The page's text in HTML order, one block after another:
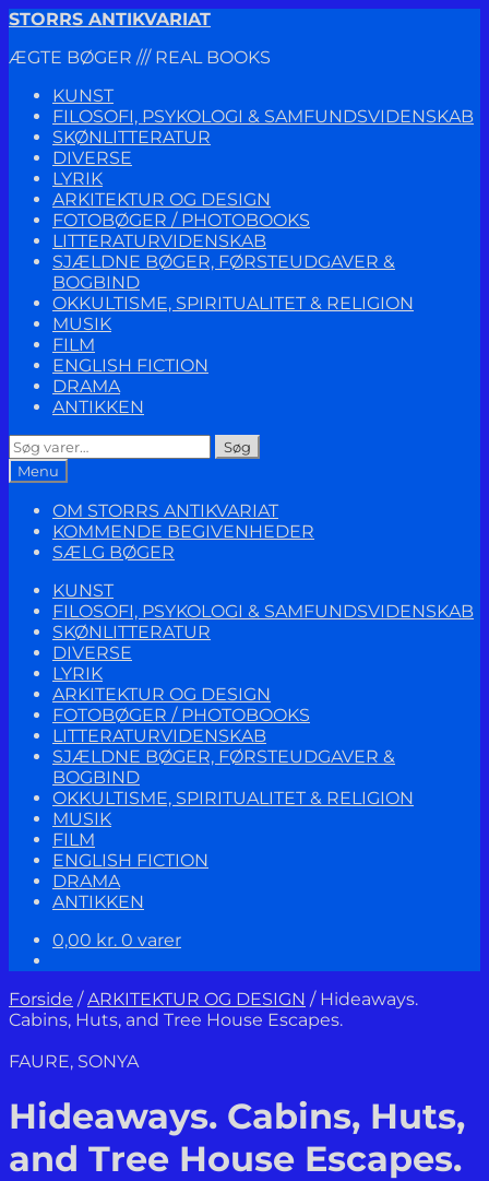
Spring
navigation
Spring
indhold
STORRS ANTIKVARIAT
ÆGTE BØGER /// REAL BOOKS
KUNST
FILOSOFI, PSYKOLOGI & SAMFUNDSVIDENSKAB
SKØNLITTERATUR
DIVERSE
LYRIK
ARKITEKTUR OG DESIGN
FOTOBØGER / PHOTOBOOKS
LITTERATURVIDENSKAB
SJÆLDNE BØGER, FØRSTEUDGAVER &
BOGBIND
OKKULTISME, SPIRITUALITET & RELIGION
MUSIK
FILM
ENGLISH FICTION
DRAMA
ANTIKKEN
Søg
efter:
Søg
Menu
OM STORRS ANTIKVARIAT
KOMMENDE BEGIVENHEDER
SÆLG BØGER
KUNST
FILOSOFI, PSYKOLOGI & SAMFUNDSVIDENSKAB
SKØNLITTERATUR
DIVERSE
LYRIK
ARKITEKTUR OG DESIGN
FOTOBØGER / PHOTOBOOKS
LITTERATURVIDENSKAB
SJÆLDNE BØGER, FØRSTEUDGAVER &
BOGBIND
OKKULTISME, SPIRITUALITET & RELIGION
MUSIK
FILM
ENGLISH FICTION
DRAMA
ANTIKKEN
0,00 kr. 0 varer
Forside /ARKITEKTUR OG DESIGN / Hideaways.
Cabins, Huts, and Tree House Escapes.
FAURE, SONYA
Hideaways. Cabins, Huts,
and Tree House Escapes.